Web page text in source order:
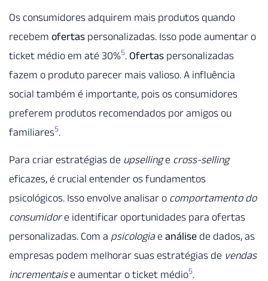
Os consumidores adquirem mais produtos quando
recebem ofertas personalizadas. Isso pode aumentar o
ticket médio em até 30%5. Ofertas personalizadas
fazem o produto parecer mais valioso. A influência
social também é importante, pois os consumidores
preferem produtos recomendados por amigos ou
familiares5.
Para criar estratégias de upsellinge cross-selling
eficazes, é crucial entender os fundamentos
psicológicos. Isso envolve analisar o comportamento do
consumidore identificar oportunidades para ofertas
personalizadas. Com a psicologiae análise de dados, as
empresas podem melhorar suas estratégias de vendas
incrementaise aumentar o ticket médio5.